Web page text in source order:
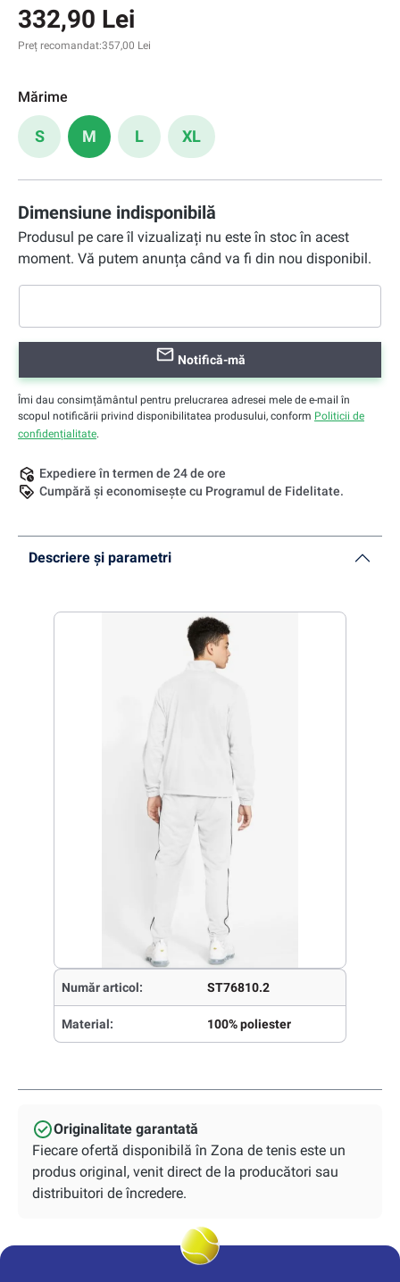
332,90 Lei
Preț recomandat:357,00 Lei
Mărime
S M L XL
Dimensiune indisponibilă
Produsul pe care îl vizualizați nu este în stoc în acest
moment. Vă putem anunța când va fi din nou disponibil.
Notifică-mă
Îmi dau consimțământul pentru prelucrarea adresei mele de e-mail în
scopul notificării privind disponibilitatea produsului, conform Politicii de
confidențialitate.
Expediere în termen de 24 de ore
Cumpără și economisește cu Programul de Fidelitate.
Descriere și parametri
Număr articol: ST76810.2
Material: 100% poliester
Originalitate garantată
Fiecare ofertă disponibilă în Zona de tenis este un
produs original, venit direct de la producători sau
distribuitori de încredere.